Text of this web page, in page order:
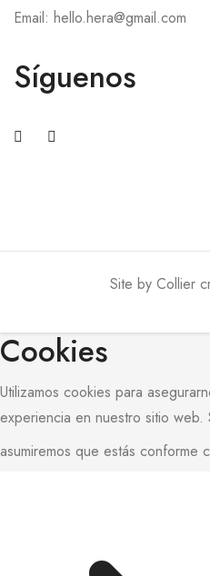
Email: hello.hera@gmail.com
Síguenos
Site by Collier
Cookies
Utilizamos cookies para
experiencia en nuestro sitio web.
asumiremos que estás conforme